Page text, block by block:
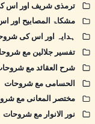
ترمذی شریف اور اس
مشکاۃ المصابیح اور
ہدایہ اور اس کی
تفسیر جلالین مع
شرح العقائد مع
الحسامی مع شروحات
مختصر المعانی مع
نور الانوار مع شروحات